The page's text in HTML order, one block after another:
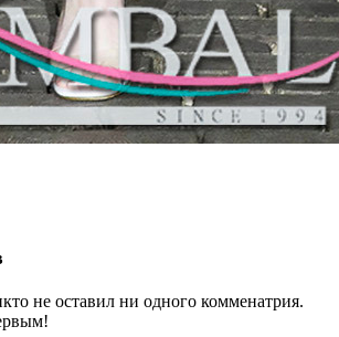
не оставил ни одного комменатрия.